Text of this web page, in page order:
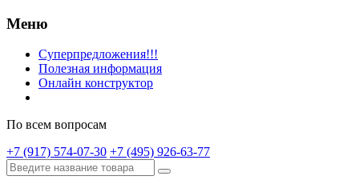
Меню
Суперпредложения!!!
Полезная информация
Онлайн конструктор
По всем вопросам
+7 (917) 574-07-30 +7 (495) 926-63-77